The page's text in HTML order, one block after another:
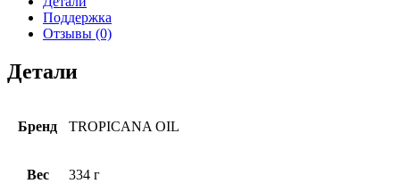
Поддержка
Отзывы (0)
Детали
Бренд TROPICANA OIL
Вес 334 г